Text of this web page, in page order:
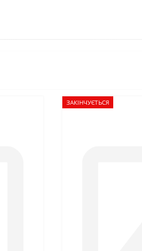
ЗАКІНЧУЄТЬСЯ